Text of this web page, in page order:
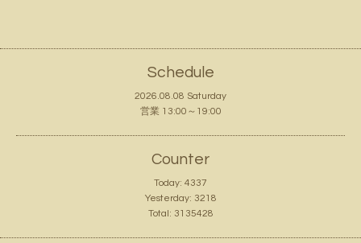
Schedule
2026.08.08 Saturday
営業 13:00～19:00
Counter
Today: 4337
Yesterday: 3218
Total: 3135428